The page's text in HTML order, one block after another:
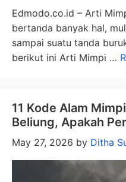
Edmodo.co.id – Arti
bertanda banyak hal,
sampai suatu tanda
berikut ini Arti Mimpi …
11 Kode Alam
Beliung, Apakah
May 27, 2026 by Ditha